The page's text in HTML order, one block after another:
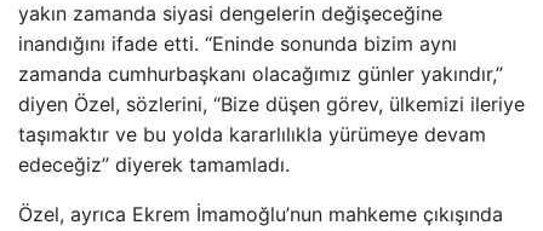
yakın zamanda siyasi dengelerin değişeceğine
inandığını ifade etti. “Eninde sonunda bizim aynı
zamanda cumhurbaşkanı olacağımız günler yakındır,”
diyen Özel, sözlerini, “Bize düşen görev, ülkemizi ileriye
taşımaktır ve bu yolda kararlılıkla yürümeye devam
edeceğiz” diyerek tamamladı.
Özel, ayrıca Ekrem İmamoğlu’nun mahkeme çıkışında